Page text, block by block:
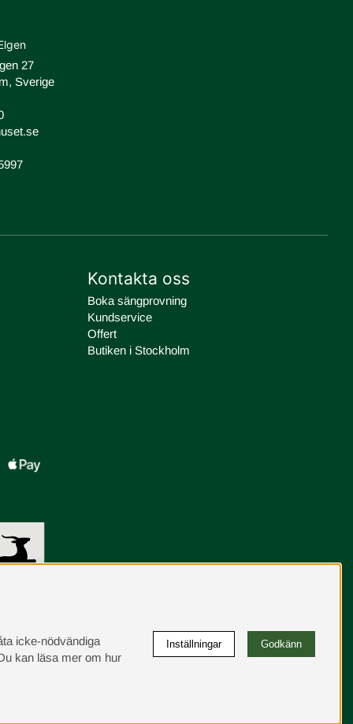
27
Sverige
Kontakta oss
Boka sängprovning
Kundservice
Offert
Butiken i Stockholm
icke-nödvändiga
kan läsa mer om hur
Inställningar Godkänn